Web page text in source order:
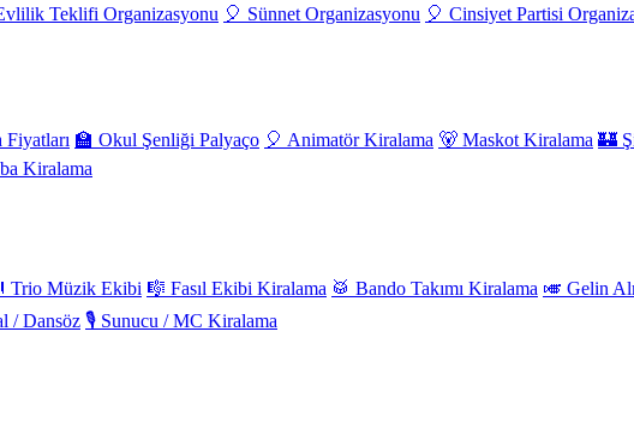
Teklifi Organizasyonu 🎈 Sünnet Organizasyonu 🎈 Cinsiyet Partisi
🏫 Okul Şenliği Palyaço 🎈 Animatör Kiralama 🐻 Maskot Kiralama 🏰
Kiralama
Trio Müzik Ekibi 🎼 Fasıl Ekibi Kiralama 🥁 Bando Takımı Kiralama 🎺 Gelin
/ Dansöz 🎙️ Sunucu / MC Kiralama